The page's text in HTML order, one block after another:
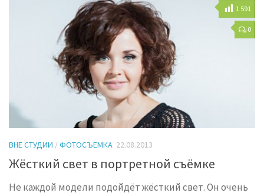
0
1 591
ВНЕ СТУДИИ /ФОТОСЪЕМКА 22.08.2013
Жёсткий свет в портретной съёмке
Не каждой модели подойдёт жёсткий свет. Он очень